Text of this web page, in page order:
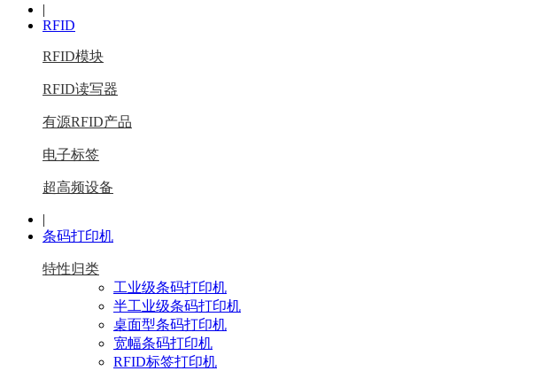
|
RFID
RFID模块
RFID读写器
有源RFID产品
电子标签
超高频设备
|
条码打印机
特性归类
工业级条码打印机
半工业级条码打印机
桌面型条码打印机
宽幅条码打印机
RFID标签打印机